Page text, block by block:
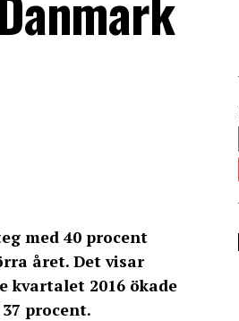
med 40 procent
året. Det visar
kvartalet 2016 ökade
procent.